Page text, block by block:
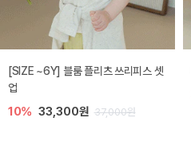
[SIZE ~6Y] 블룸 플리츠 쓰리피스 셋
업
10% 33,300원 37,000원